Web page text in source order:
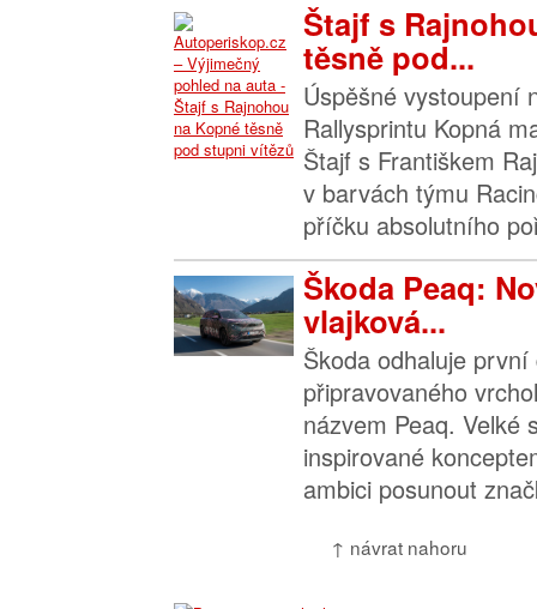
Štajf s
těsně pod...
Úspěšné vystoupení
Rallysprintu Kopná
Štajf s Františkem
v barvách týmu
příčku absolutního
Škoda Peaq:
vlajková...
Škoda odhaluje
připravovaného
názvem Peaq. Velké
inspirované
ambici posunout
↑ návrat nahoru